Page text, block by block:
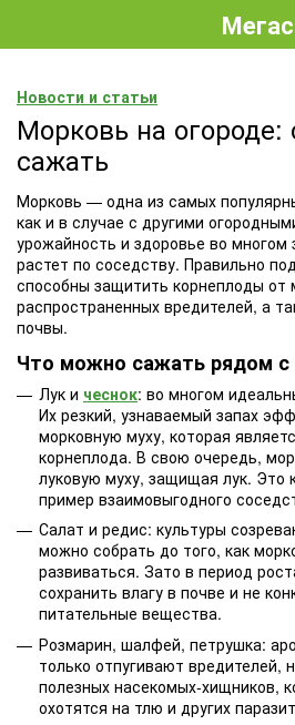
Новости и статьи
Морковь на огороде:
сажать
Морковь — одна из самых
как и в случае с другими
урожайность и здоровье во многом
растет по соседству. Правильно
способны защитить корнеплоды от
распространенных вредителей, а
почвы.
Что можно сажать рядом
Лук и чеснок: во многом
Их резкий, узнаваемый запах
морковную муху, которая
корнеплода. В свою очередь,
луковую муху, защищая лук. Это
пример взаимовыгодного
Салат и редис: культуры
можно собрать до того, как
развиваться. Зато в период
сохранить влагу в почве и не
питательные вещества.
Розмарин, шалфей, петрушка:
только отпугивают вредителей,
полезных насекомых-хищников,
охотятся на тлю и других